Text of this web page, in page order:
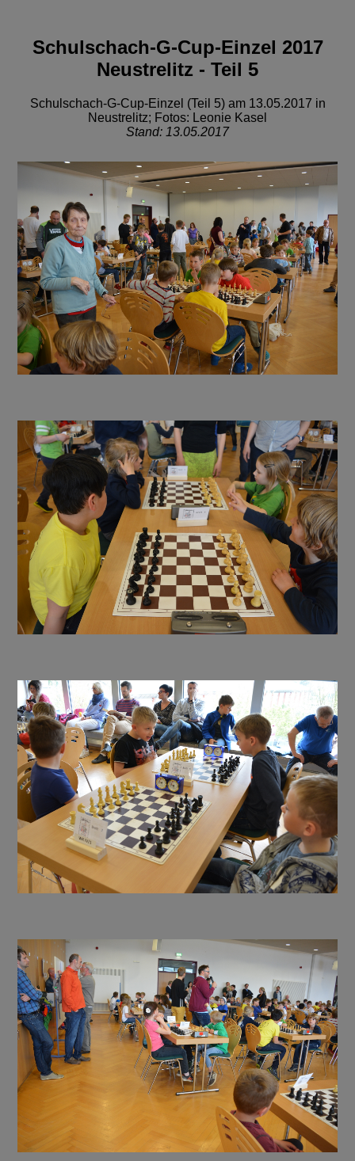
Schulschach-G-Cup-Einzel 2017
Neustrelitz - Teil 5
Schulschach-G-Cup-Einzel (Teil 5) am 13.05.2017 in
Neustrelitz; Fotos: Leonie Kasel
Stand: 13.05.2017